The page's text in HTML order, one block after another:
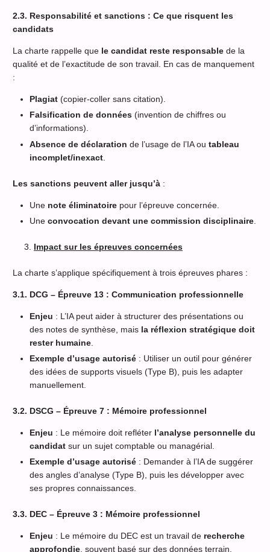
2.3. Responsabilité et sanctions : Ce que risquent les
candidats
La charte rappelle que le candidat reste responsable de la
qualité et de l’exactitude de son travail. En cas de manquement
:
Plagiat (copier-coller sans citation).
Falsification de données (invention de chiffres ou
d’informations).
Absence de déclaration de l’usage de l’IA ou tableau
incomplet/inexact
Les sanctions peuvent aller jusqu’à :
Une note éliminatoire pour l’épreuve concernée.
Une convocation devant une commission disciplinaire
Impact sur les épreuves concernées
La charte s’applique spécifiquement à trois épreuves phares :
3.1. DCG – Épreuve 13 : Communication professionnelle
Enjeu : L’IA peut aider à structurer des présentations ou
des notes de synthèse, mais la réflexion stratégique doit
rester humaine
Exemple d’usage autorisé : Utiliser un outil pour générer
des idées de supports visuels (Type B), puis les adapter
manuellement.
3.2. DSCG – Épreuve 7 : Mémoire professionnel
Enjeu : Le mémoire doit refléter l’analyse personnelle du
candidat sur un sujet comptable ou managérial.
Exemple d’usage autorisé : Demander à l’IA de suggérer
des angles d’analyse (Type B), puis les développer avec
ses propres connaissances.
3.3. DEC – Épreuve 3 : Mémoire professionnel
Enjeu : Le mémoire du DEC est un travail de recherche
approfondie, souvent basé sur des données terrain.